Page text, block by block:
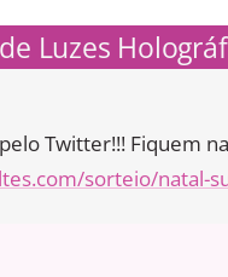
Luzes
Twitter!!! Fiquem
sorteio/natal-